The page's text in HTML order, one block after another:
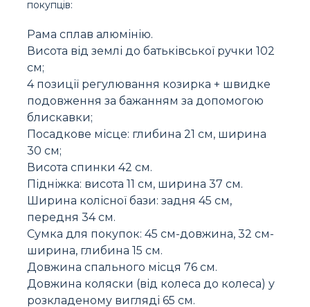
покупців:
Рама сплав алюмінію.
Висота від землі до батьківської ручки 102
см;
4 позиції регулювання козирка + швидке
подовження за бажанням за допомогою
блискавки;
Посадкове місце: глибина 21 см, ширина
30 см;
Висота спинки 42 см.
Підніжка: висота 11 см, ширина 37 см.
Ширина колісної бази: задня 45 см,
передня 34 см.
Сумка для покупок: 45 см-довжина, 32 см-
ширина, глибина 15 см.
Довжина спального місця 76 см.
Довжина коляски (від колеса до колеса) у
розкладеному вигляді 65 см.